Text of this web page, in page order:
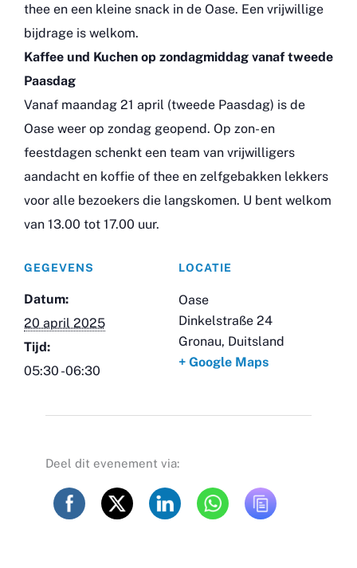
thee en een kleine snack in de Oase. Een vrijwillige
bijdrage is welkom.
Kaffee und Kuchen op zondagmiddag vanaf tweede
Paasdag
Vanaf maandag 21 april (tweede Paasdag) is de
Oase weer op zondag geopend. Op zon- en
feestdagen schenkt een team van vrijwilligers
aandacht en koffie of thee en zelfgebakken lekkers
voor alle bezoekers die langskomen. U bent welkom
van 13.00 tot 17.00 uur.
GEGEVENS
Datum:
20 april 2025
Tijd:
05:30 -06:30
LOCATIE
Oase
Dinkelstraße 24
Gronau, Duitsland
+ Google Maps
Deel dit evenement via: